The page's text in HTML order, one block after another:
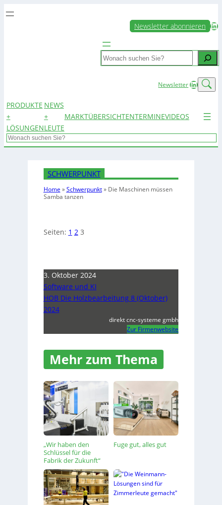
Newsletter abonnieren LinkedIn
Search
NewsletterLinkedIn
PRODUKTE
+
LÖSUNGEN
NEWS
+
LEUTE
MARKTÜBERSICHTENTERMINEVIDEOS
Search
SCHWERPUNKT
Home »Schwerpunkt» Die Maschinen müssen
Samba tanzen
Seiten: 1 2 3
3. Oktober 2024
Software und KI
HOB Die Holzbearbeitung 8 (Oktober)
2024
direkt cnc-systeme gmbh
Zur Firmenwebsite
Mehr zum Thema
„Wir haben den
Schlüssel für die
Fabrik der Zukunft“
Fuge gut, alles gut